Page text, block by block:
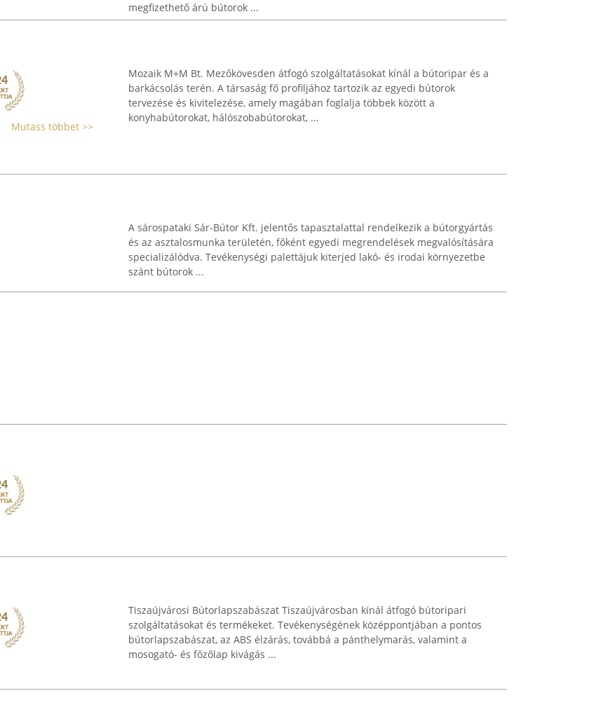
megfizethető árú bútorok ...
Mutass többet >>
Mozaik M+M Bt. Mezőkövesden átfogó szolgáltatásokat kínál a bútoripar és a
barkácsolás terén. A társaság fő profiljához tartozik az egyedi bútorok
tervezése és kivitelezése, amely magában foglalja többek között a
konyhabútorokat, hálószobabútorokat, ...
A sárospataki Sár-Bútor Kft. jelentős tapasztalattal rendelkezik a bútorgyártás
és az asztalosmunka területén, főként egyedi megrendelések megvalósítására
specializálódva. Tevékenységi palettájuk kiterjed lakó- és irodai környezetbe
szánt bútorok ...
Tiszaújvárosi Bútorlapszabászat Tiszaújvárosban kínál átfogó bútoripari
szolgáltatásokat és termékeket. Tevékenységének középpontjában a pontos
bútorlapszabászat, az ABS élzárás, továbbá a pánthelymarás, valamint a
mosogató- és főzőlap kivágás ...